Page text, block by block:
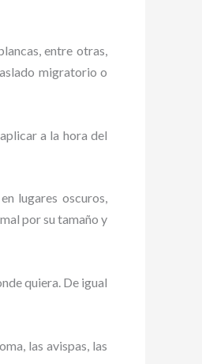
entre otras,
migratorio o
a la hora del
lugares oscuros,
por su tamaño y
quiera. De igual
las avispas, las